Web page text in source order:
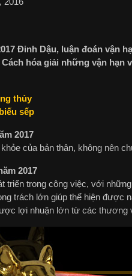
Đinh Dậu, luận đoán vận
hóa giải những vận hạn
thủy
sếp
2017
của bản thân, không nên
2017
triển trong công việc, với
trách lớn giúp thể hiện
lợi nhuận lớn từ các thương